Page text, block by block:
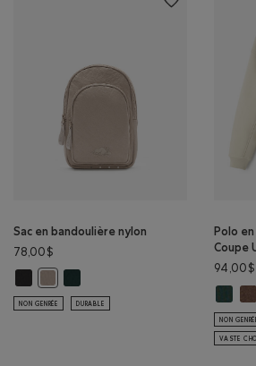
Sac en bandoulière nylon
78,00$
Sac en bandoulière nylon: NOIR Couleur
Sac en bandoulière nylon: TAUPE
Sac en bandoulière nylon: VARSITY
NON GENRÉE DURABLE
Polo
Coupe
94,00$
NON
VASTE